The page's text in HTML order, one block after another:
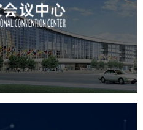
网站建设 网站设计